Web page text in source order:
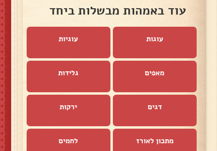
עוד באמהות מבשלות ביחד
עוגות עוגיות
מאפים גלידות
דגים ירקות
מתכון לאורז לחמים